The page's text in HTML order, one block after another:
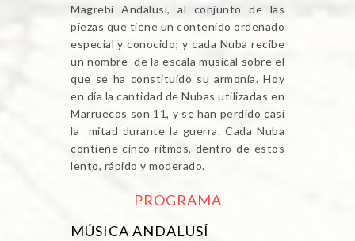
Magrebí Andalusí, al conjunto de las
piezas que tiene un contenido ordenado
especial y conocido; y cada Nuba recibe
un nombre de la escala musical sobre el
que se ha constituido su armonía. Hoy
en día la cantidad de Nubas utilizadas en
Marruecos son 11, y se han perdido casi
la mitad durante la guerra. Cada Nuba
contiene cinco ritmos, dentro de éstos
lento, rápido y moderado.
PROGRAMA
MÚSICA ANDALUSÍ